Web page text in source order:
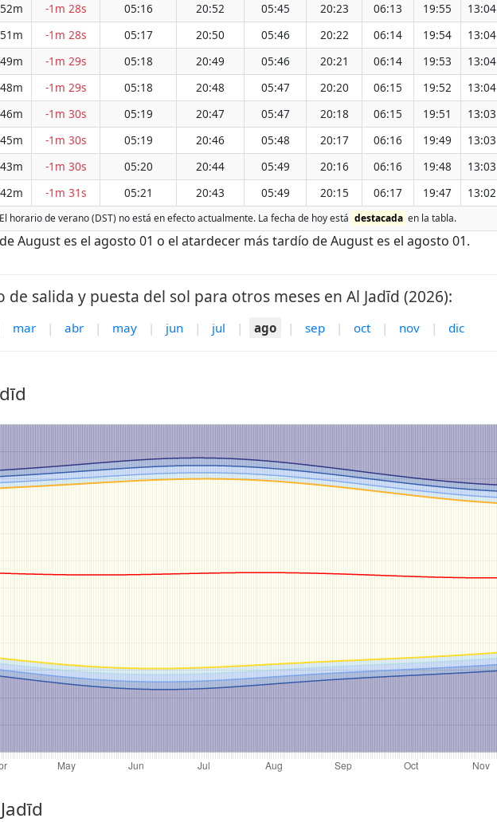
-1m 28s 05:16 20:52 05:45 20:23 06:13 19:55 13:04
-1m 28s 05:17 20:50 05:46 20:22 06:14 19:54 13:04
-1m 29s 05:18 20:49 05:46 20:21 06:14 19:53 13:04
-1m 29s 05:18 20:48 05:47 20:20 06:15 19:52 13:04
-1m 30s 05:19 20:47 05:47 20:18 06:15 19:51 13:03
-1m 30s 05:19 20:46 05:48 20:17 06:16 19:49 13:03
-1m 30s 05:20 20:44 05:49 20:16 06:16 19:48 13:03
-1m 31s 05:21 20:43 05:49 20:15 06:17 19:47 13:02
horario de verano (DST) no está en efecto actualmente. La fecha de hoy está destacada en la tabla.
August es el agosto 01 o el atardecer más tardío de August es el agosto 01.
de salida y puesta del sol para otros meses en Al Jadīd (2026):
mar | abr | may | jun | jul | ago | sep | oct | nov | dic